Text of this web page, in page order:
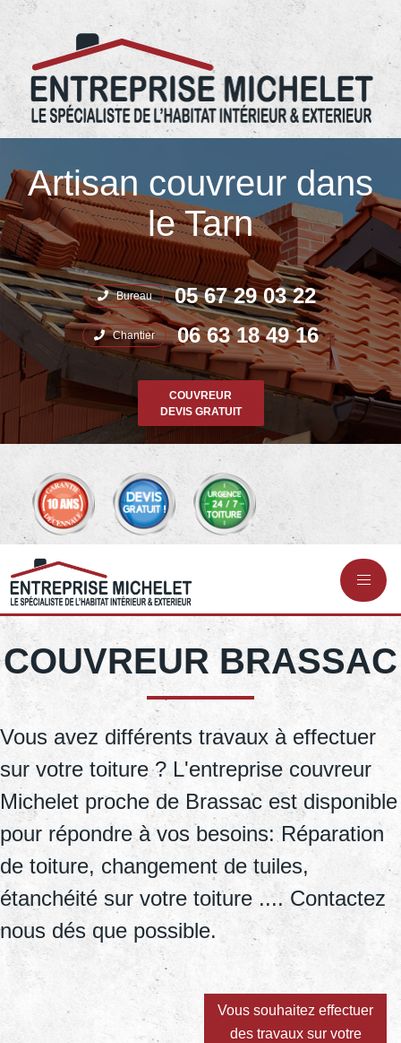
05.67.29.03.22 Entreprise Michelet
Artisan couvreur dans
le Tarn
Bureau 05 67 29 03 22
Chantier 06 63 18 49 16
COUVREUR
DEVIS GRATUIT
COUVREUR BRASSAC
Vous avez différents travaux à effectuer
sur votre toiture ? L'entreprise couvreur
Michelet proche de Brassac est disponible
pour répondre à vos besoins: Réparation
de toiture, changement de tuiles,
étanchéité sur votre toiture .... Contactez
nous dés que possible.
Vous souhaitez effectuer
des travaux sur votre